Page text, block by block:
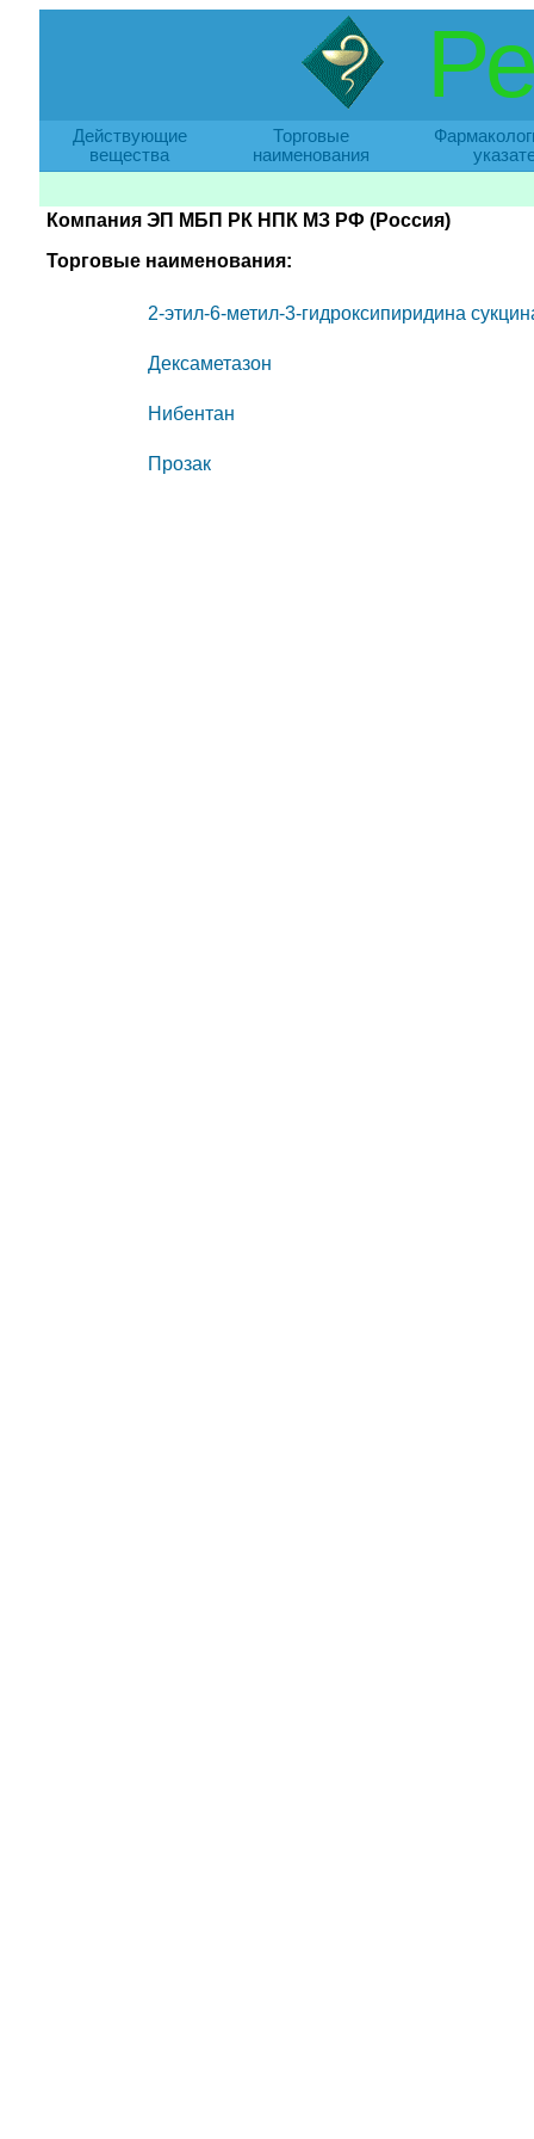
Действующие
вещества
Торговые
наименования
Компания ЭП МБП РК НПК МЗ РФ (Россия)
Торговые наименования:
2-этил-6-метил-3-гидроксипиридина
Дексаметазон
Нибентан
Прозак